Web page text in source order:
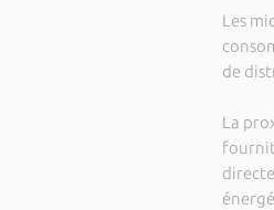
Les
de
La